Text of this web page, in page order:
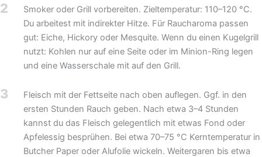
2
Smoker oder Grill vorbereiten. Zieltemperatur: 110–120 °C.
Du arbeitest mit indirekter Hitze. Für Raucharoma passen
gut: Eiche, Hickory oder Mesquite. Wenn du einen Kugelgrill
nutzt: Kohlen nur auf eine Seite oder im Minion-Ring legen
und eine Wasserschale mit auf den Grill.
3
Fleisch mit der Fettseite nach oben auflegen. Ggf. in den
ersten Stunden Rauch geben. Nach etwa 3–4 Stunden
kannst du das Fleisch gelegentlich mit etwas Fond oder
Apfelessig besprühen. Bei etwa 70–75 °C Kerntemperatur in
Butcher Paper oder Alufolie wickeln. Weitergaren bis etwa